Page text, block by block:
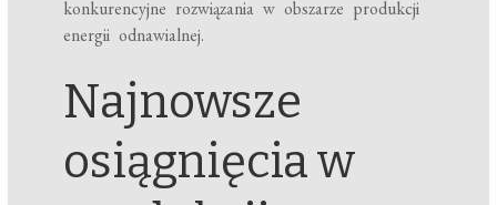
konkurencyjne rozwiązania w obszarze produkcji
energii odnawialnej.
Najnowsze
osiągnięcia w